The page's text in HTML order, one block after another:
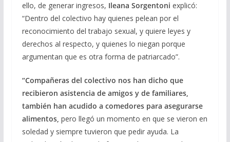
ello, de generar ingresos, Ileana Sorgentoni explicó:
“Dentro del colectivo hay quienes pelean por el
reconocimiento del trabajo sexual, y quiere leyes y
derechos al respecto, y quienes lo niegan porque
argumentan que es otra forma de patriarcado”.
“Compañeras del colectivo nos han dicho que
recibieron asistencia de amigos y de familiares,
también han acudido a comedores para asegurarse
alimentos, pero llegó un momento en que se vieron en
soledad y siempre tuvieron que pedir ayuda. La